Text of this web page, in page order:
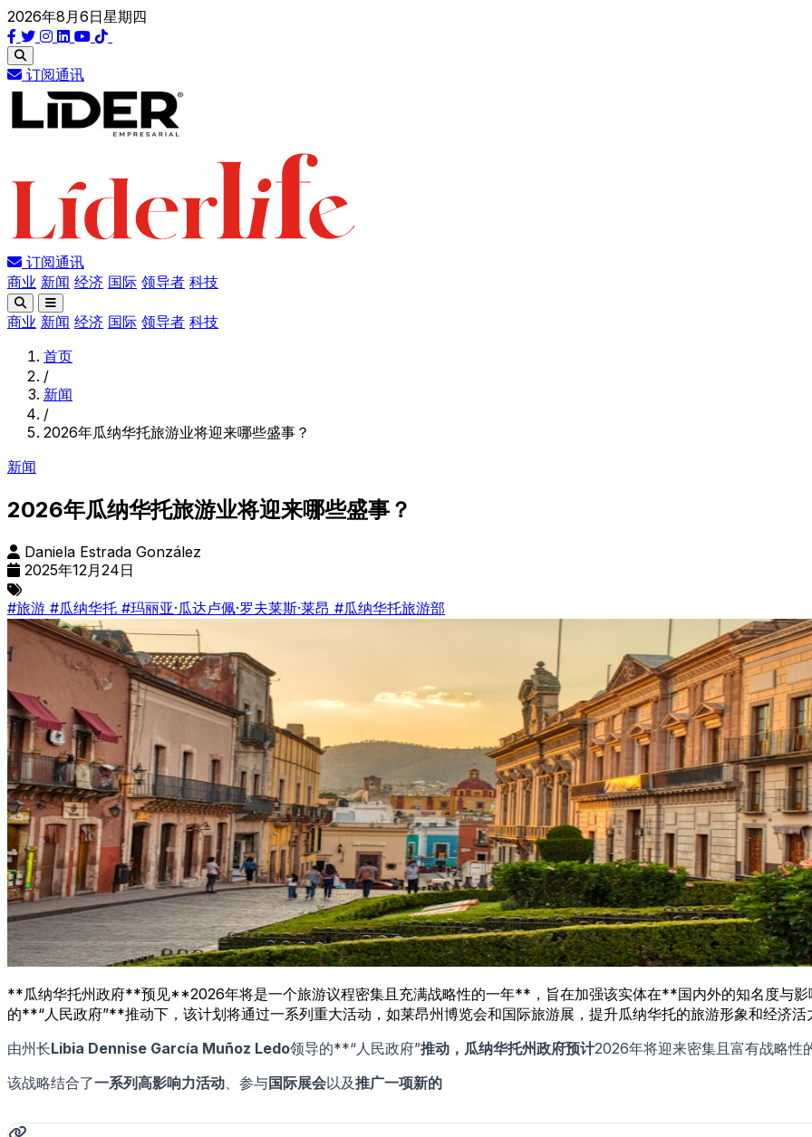
2026年8月6日星期四
订阅通讯
订阅通讯
商业 新闻 经济 国际 领导者 科技
商业 新闻 经济 国际 领导者 科技
首页
/
新闻
/
2026年瓜纳华托旅游业将迎来哪些盛事？
新闻
2026年瓜纳华托旅游业将迎来哪些盛事？
Daniela Estrada González
2025年12月24日
#旅游 #瓜纳华托 #玛丽亚·瓜达卢佩·罗夫莱斯·莱昂 #瓜纳华托旅游部
**瓜纳华托州政府**预见**2026年将是一个旅游议程密集且充满战略性的一年**，旨在加强该实体在**国内外的知名度
的**“人民政府”**推动下，该计划将通过一系列重大活动，如莱昂州博览会和国际旅游展，提升瓜纳华托的旅游形象和经济活
由州长Libia Dennise García Muñoz Ledo领导的**“人民政府”推动， 瓜纳华托州政府预计2026年将迎来密集且富有战略
该战略结合了一系列高影响力活动 、参与国际展会以及推广一项新的